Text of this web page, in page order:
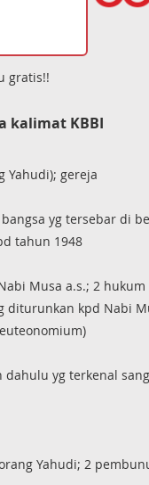
gratis!!
kalimat KBBI
Yahudi); gereja
bangsa yg tersebar
tahun 1948
Musa a.s.; 2
kpd Nabi
dahulu yg terkenal
Yahudi; 2